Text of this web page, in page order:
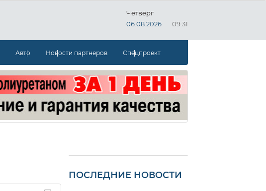
Четверг
06.08.2026
09:31
Авто Новости партнеров Спецпроект
ПОСЛЕДНИЕ НОВОСТИ